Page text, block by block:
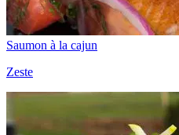
Saumon à la cajun
Zeste